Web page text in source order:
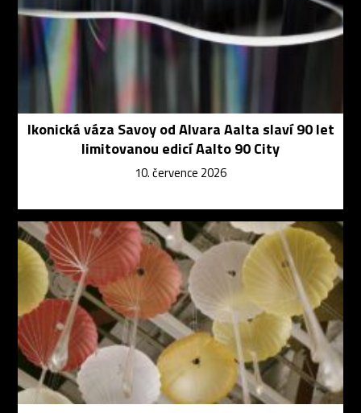
Ikonická váza Savoy od Alvara Aalta slaví 90 let
limitovanou edicí Aalto 90 City
10. července 2026